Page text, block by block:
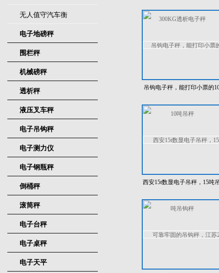
无人值守汽车衡
电子地磅秤
围栏秤
机械磅秤
透析秤
液压叉车秤
电子吊钩秤
电子测力仪
电子钢瓶秤
倒桶秤
滚筒秤
电子台秤
电子桌秤
电子天平
吊钩电子秤，能打印小票的
西安15t数显电子吊秤，15吨